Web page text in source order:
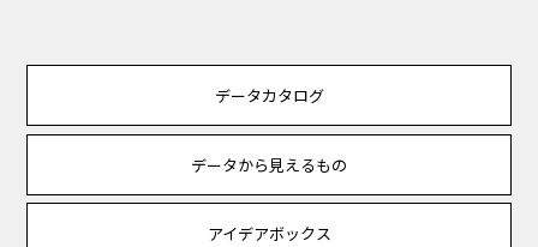
データカタログ
データから見えるもの
アイデアボックス